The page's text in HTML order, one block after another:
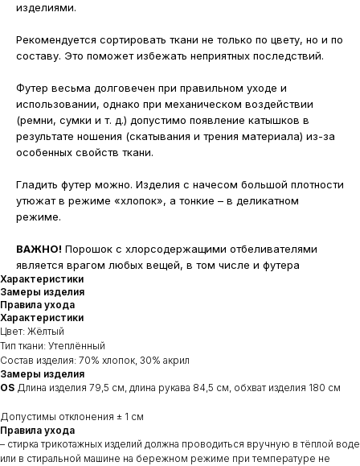
изделиями.
Рекомендуется сортировать ткани не только по цвету, но и по
составу. Это поможет избежать неприятных последствий.
Футер весьма долговечен при правильном уходе и
использовании, однако при механическом воздействии
(ремни, сумки и т. д.) допустимо появление катышков в
результате ношения (скатывания и трения материала) из-за
особенных свойств ткани.
Гладить футер можно. Изделия с начесом большой плотности
утюжат в режиме «хлопок», а тонкие – в деликатном
режиме.
ВАЖНО! Порошок с хлорсодержащими отбеливателями
является врагом любых вещей, в том числе и футера
Характеристики
Замеры изделия
Правила ухода
Характеристики
Цвет: Жёлтый
Тип ткани: Утеплённый
Cостав изделия: 70% хлопок, 30% акрил
Замеры изделия
OS Длина изделия 79,5 см, длина рукава 84,5 см, обхват изделия 180 см
Допустимы отклонения ± 1 см
Правила ухода
– стирка трикотажных изделий должна проводиться вручную в тёплой воде
или в стиральной машине на бережном режиме при температуре не